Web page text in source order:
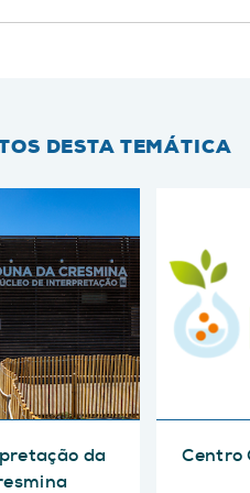
DESTA TEMÁTICA
da
Centro